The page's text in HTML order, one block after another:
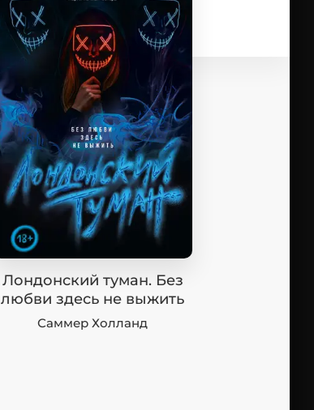
Лондонский туман. Без
любви здесь не выжить
Саммер Холланд